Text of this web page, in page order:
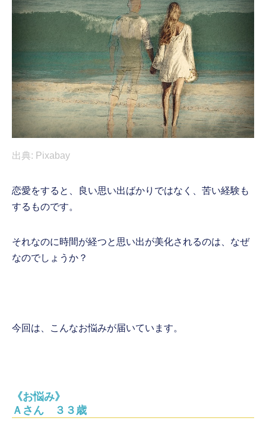
出典: Pixabay
恋愛をすると、良い思い出ばかりではなく、苦い経験も
するものです。
それなのに時間が経つと思い出が美化されるのは、なぜ
なのでしょうか？
今回は、こんなお悩みが届いています。
《お悩み》
Ａさん ３３歳